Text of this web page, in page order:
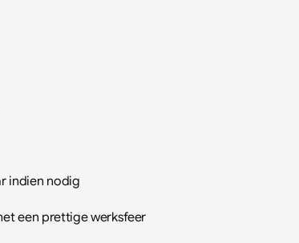
indien nodig
een prettige werksfeer